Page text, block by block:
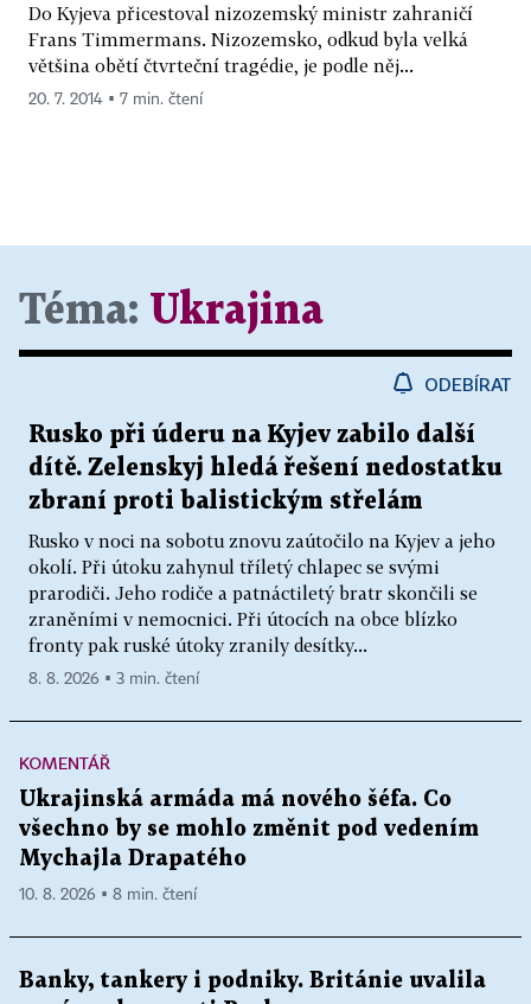
Do Kyjeva přicestoval nizozemský ministr zahraničí
Frans Timmermans. Nizozemsko, odkud byla velká
většina obětí čtvrteční tragédie, je podle něj...
20. 7. 2014 ▪ 7 min. čtení
Téma: Ukrajina
ODEBÍRAT
Rusko při úderu na Kyjev zabilo další
dítě. Zelenskyj hledá řešení nedostatku
zbraní proti balistickým střelám
Rusko v noci na sobotu znovu zaútočilo na Kyjev a jeho
okolí. Při útoku zahynul tříletý chlapec se svými
prarodiči. Jeho rodiče a patnáctiletý bratr skončili se
zraněními v nemocnici. Při útocích na obce blízko
fronty pak ruské útoky zranily desítky...
8. 8. 2026 ▪ 3 min. čtení
KOMENTÁŘ
Ukrajinská armáda má nového šéfa. Co
všechno by se mohlo změnit pod vedením
Mychajla Drapatého
10. 8. 2026 ▪ 8 min. čtení
Banky, tankery i podniky. Británie uvalila